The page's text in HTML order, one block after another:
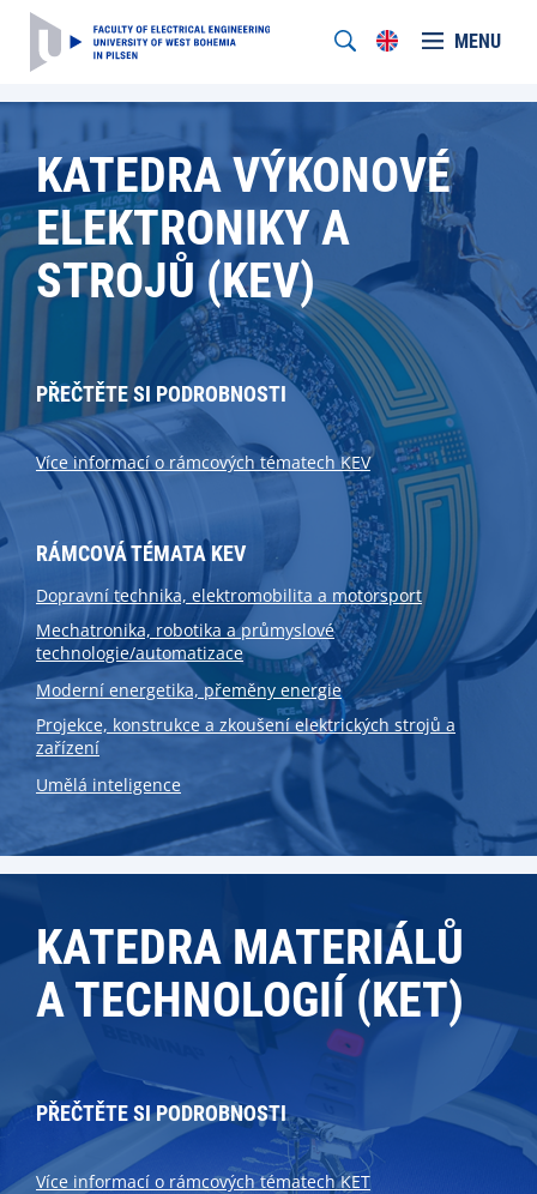
MENU
KATEDRA VÝKONOVÉ
ELEKTRONIKY A
STROJŮ (KEV)
PŘEČTĚTE SI PODROBNOSTI
Více informací o rámcových tématech KEV
RÁMCOVÁ TÉMATA KEV
Dopravní technika, elektromobilita a motorsport
Mechatronika, robotika a průmyslové
technologie/automatizace
Moderní energetika, přeměny energie
Projekce, konstrukce a zkoušení elektrických strojů a
zařízení
Umělá inteligence
KATEDRA MATERIÁLŮ
A TECHNOLOGIÍ (KET)
PŘEČTĚTE SI PODROBNOSTI
Více informací o rámcových tématech KET